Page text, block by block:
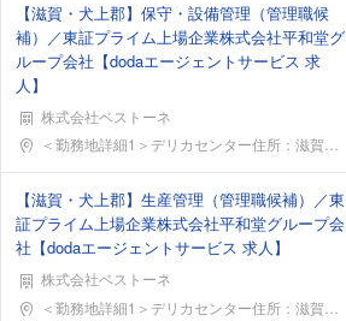
【滋賀・犬上郡】保守・設備管理（管理職候
補）／東証プライム上場企業株式会社平和堂グ
ループ会社【dodaエージェントサービス 求
人】
株式会社ベストーネ
勤務地＜勤務地詳細1＞デリカセンター住所：滋賀県犬上郡多
【滋賀・犬上郡】生産管理（管理職候補）／東
証プライム上場企業株式会社平和堂グループ会
社【dodaエージェントサービス 求人】
株式会社ベストーネ
勤務地＜勤務地詳細1＞デリカセンター住所：滋賀県犬上郡多